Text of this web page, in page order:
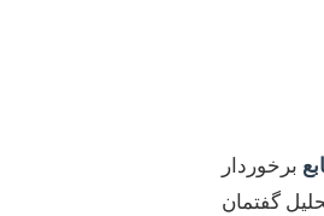
برخوردار
گفتمان